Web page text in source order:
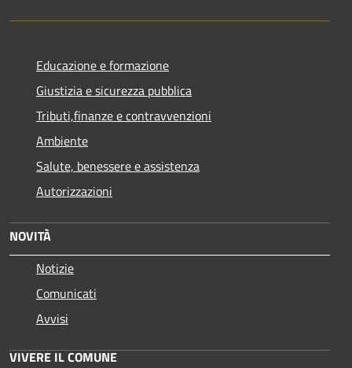
Educazione e formazione
Giustizia e sicurezza pubblica
Tributi,finanze e contravvenzioni
Ambiente
Salute, benessere e assistenza
Autorizzazioni
NOVITÀ
Notizie
Comunicati
Avvisi
VIVERE IL COMUNE